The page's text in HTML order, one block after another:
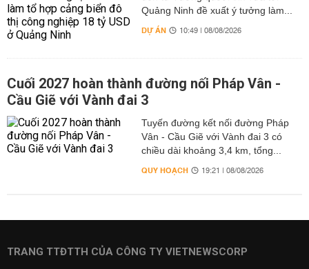
Quảng Ninh đề xuất ý tưởng làm...
DỰ ÁN 10:49 | 08/08/2026
Cuối 2027 hoàn thành đường nối Pháp Vân -
Cầu Giẽ với Vành đai 3
Tuyến đường kết nối đường Pháp
Vân - Cầu Giẽ với Vành đai 3 có
chiều dài khoảng 3,4 km, tổng...
QUY HOẠCH 19:21 | 08/08/2026
TRANG TTĐTTH CỦA CÔNG TY VIETNEWSCORP